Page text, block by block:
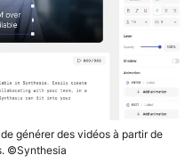
générer des vidéos à partir de
©Synthesia